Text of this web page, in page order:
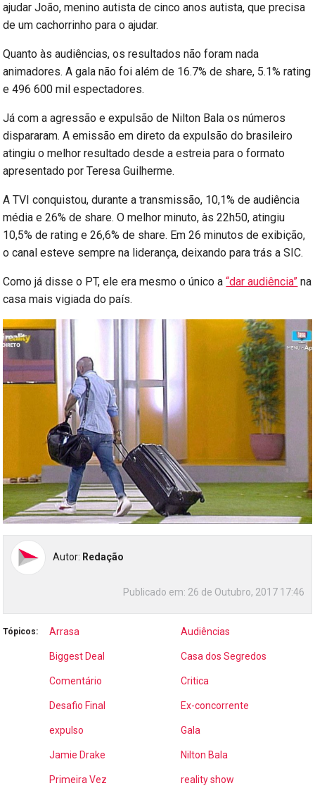
ajudar João, menino autista de cinco anos autista, que precisa
de um cachorrinho para o ajudar.
Quanto às audiências, os resultados não foram nada
animadores. A gala não foi além de 16.7% de share, 5.1% rating
e 496 600 mil espectadores.
Já com a agressão e expulsão de Nilton Bala os números
dispararam. A emissão em direto da expulsão do brasileiro
atingiu o melhor resultado desde a estreia para o formato
apresentado por Teresa Guilherme.
A TVI conquistou, durante a transmissão, 10,1% de audiência
média e 26% de share. O melhor minuto, às 22h50, atingiu
10,5% de rating e 26,6% de share. Em 26 minutos de exibição,
o canal esteve sempre na liderança, deixando para trás a SIC.
Como já disse o PT, ele era mesmo o único a“dar audiência” na
casa mais vigiada do país.
Autor: Redação
Publicado em: 26 de Outubro, 2017 17:46
Tópicos: Arrasa Audiências
Biggest Deal Casa dos Segredos
Comentário Critica
Desafio Final Ex-concorrente
expulso Gala
Jamie Drake Nilton Bala
Primeira Vez reality show